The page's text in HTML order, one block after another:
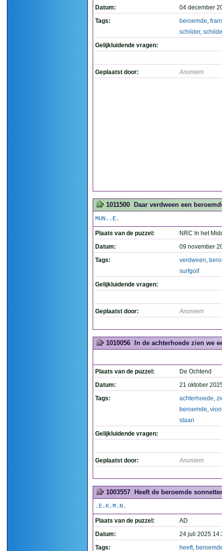
Datum:
04 december
Tags:
beroemde,
schilder,
Gelijkluidende vragen:
Geplaatst door: Anoniem
1011500 Daar verdween een
MUN..E.
Plaats van de puzzel:
NRC In het
Datum:
09 november
Tags:
verdween,
surfgolf
Gelijkluidende vragen:
Geplaatst door: Anoniem
1010056 In de achterhoede zien we
Plaats van de puzzel:
De Ochtend
Datum:
21 oktober
Tags:
achterhoede,
beroemde,
staan
Gelijkluidende vragen:
Geplaatst door: Anoniem
1003557 Heeft de beroemde
.E.K.M.N.
Plaats van de puzzel:
AD
Datum:
24 juli 2025
Tags:
heeft,